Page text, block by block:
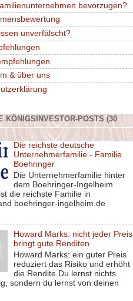
bevorzugen?
unverfälscht?
& über uns
KÖNIGSINVESTOR-POSTS (30
Die reichste deutsche
Unternehmerfamilie - Familie
Boehringer
Die Unternehmerfamilie hinter
dem Boehringer-Ingelheim
die reichste Familie in
boehringer-ingelheim.de
Howard Marks: nicht jeder Preis
bringt gute Renditen
Howard Marks: ein guter Preis
reduziert das Risiko und erhöht
die Rendite Du lernst nichts
sondern du lernst von deinen